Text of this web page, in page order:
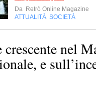
Da Retrò Online Magazine
ATTUALITÀ SOCIETÀ
nel
e